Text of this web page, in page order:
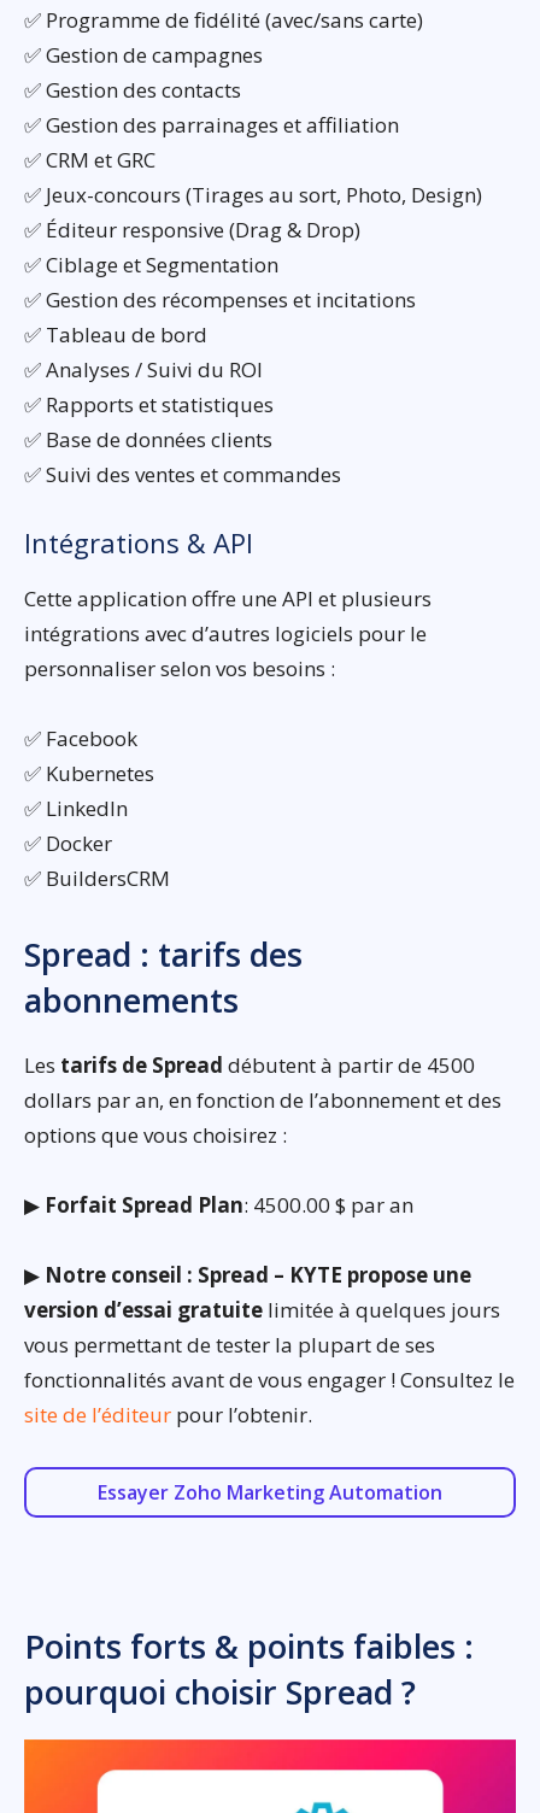
✅ Programme de fidélité (avec/sans carte)
✅ Gestion de campagnes
✅ Gestion des contacts
✅ Gestion des parrainages et affiliation
✅ CRM et GRC
✅ Jeux-concours (Tirages au sort, Photo, Design)
✅ Éditeur responsive (Drag & Drop)
✅ Ciblage et Segmentation
✅ Gestion des récompenses et incitations
✅ Tableau de bord
✅ Analyses / Suivi du ROI
✅ Rapports et statistiques
✅ Base de données clients
✅ Suivi des ventes et commandes
Intégrations & API
Cette application offre une API et plusieurs
intégrations avec d’autres logiciels pour le
personnaliser selon vos besoins :
✅ Facebook
✅ Kubernetes
✅ LinkedIn
✅ Docker
✅ BuildersCRM
Spread : tarifs des
abonnements
Les tarifs de Spread débutent à partir de 4500
dollars par an, en fonction de l’abonnement et des
options que vous choisirez :
▶ Forfait Spread Plan: 4500.00 $ par an
▶ Notre conseil : Spread – KYTE propose une
version d’essai gratuite limitée à quelques jours
vous permettant de tester la plupart de ses
fonctionnalités avant de vous engager ! Consultez le
site de l’éditeur pour l’obtenir.
Essayer Zoho Marketing Automation
Points forts & points faibles :
pourquoi choisir Spread ?